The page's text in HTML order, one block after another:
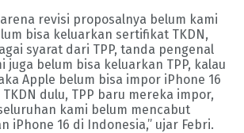
revisi proposalnya belum kami
bisa keluarkan sertifikat TKDN,
syarat dari TPP, tanda pengenal
juga belum bisa keluarkan TPP, kalau
Apple belum bisa impor iPhone 16
dulu, TPP baru mereka impor,
kami belum mencabut
iPhone 16 di Indonesia,” ujar Febri.